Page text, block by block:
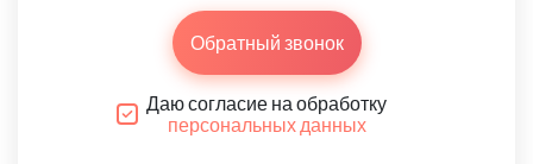
Обратный звонок
Даю согласие на обработку
персональных данных